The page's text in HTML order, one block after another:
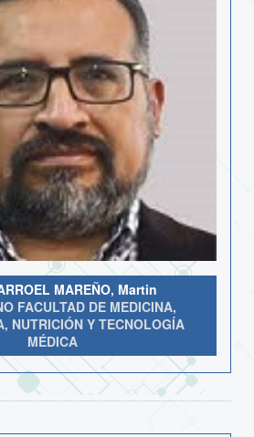
MAREÑO, Martin
FACULTAD DE MEDICINA,
NUTRICIÓN Y TECNOLOGÍA
MÉDICA